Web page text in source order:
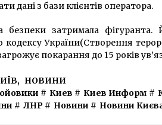
дані з бази клієнтів оператора.
безпеки затримала
кодексу України(Створення
покарання до 15 років
, НОВИНИ
# Киев # Киев Информ #
# ЛНР # Новини # Новини